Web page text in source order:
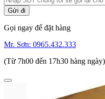
Gọi ngay để đặt hàng
Mr. Sơn: 0965.432.333
(Từ 7h00 đến 17h30 hàng ngày)